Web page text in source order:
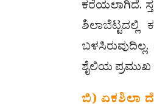
ಕರೆಯಲಾಗಿದೆ.
ಶೈಲಿಯ ಪ್ರಮುಖ